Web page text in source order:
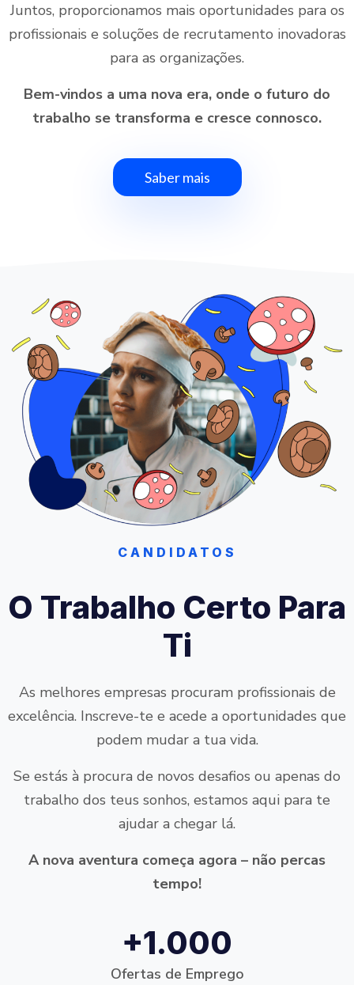
Juntos, proporcionamos mais oportunidades para os
profissionais e soluções de recrutamento inovadoras
para as organizações.
Bem-vindos a uma nova era, onde o futuro do
trabalho se transforma e cresce connosco.
Saber mais
CANDIDATOS
O Trabalho Certo Para
Ti
As melhores empresas procuram profissionais de
excelência. Inscreve-te e acede a oportunidades que
podem mudar a tua vida.
Se estás à procura de novos desafios ou apenas do
trabalho dos teus sonhos, estamos aqui para te
ajudar a chegar lá.
A nova aventura começa agora – não percas
tempo!
+1.000
Ofertas de Emprego